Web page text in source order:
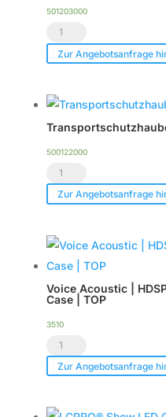
501203000
Heavy-
Duty
für
bis
zu
2
CXN-
Menge
Zur Angebotsanfrage
500122000
Transportschutzhaube
CXN-
Menge
Zur Angebotsanfrage
Voice Acoustic |
Case | TOP
3510
Voice
Acoustic
HDSP-
Zur Angebotsanfrage